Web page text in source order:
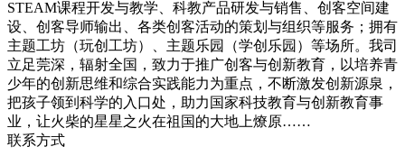
STEAM课程开发与教学、科教产品研发与销售、创客空间建
设、创客导师输出、各类创客活动的策划与组织等服务；拥有
主题工坊（玩创工坊）、主题乐园（学创乐园）等场所。我司
立足莞深，辐射全国，致力于推广创客与创新教育，以培养青
少年的创新思维和综合实践能力为重点，不断激发创新源泉，
把孩子领到科学的入口处，助力国家科技教育与创新教育事
业，让火柴的星星之火在祖国的大地上燎原……
联系方式